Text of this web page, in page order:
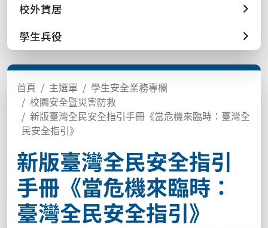
校外賃居
學生兵役
首頁 主選單
學生安全業務專欄
校園安全暨災害防救
新版臺灣全民安全指引手冊《當危機來臨時：臺灣全
民安全指引》
新版臺灣全民安全指引
手冊《當危機來臨時：
臺灣全民安全指引》